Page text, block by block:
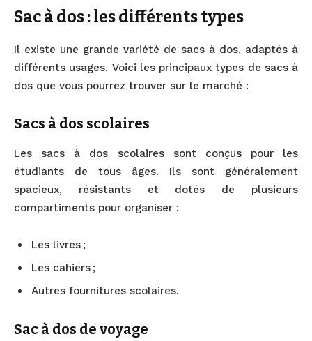
Sac à dos : les différents types
Il existe une grande variété de sacs à dos, adaptés à
différents usages. Voici les principaux types de sacs à
dos que vous pourrez trouver sur le marché :
Sacs à dos scolaires
Les sacs à dos scolaires sont conçus pour les
étudiants de tous âges. Ils sont généralement
spacieux, résistants et dotés de plusieurs
compartiments pour organiser :
Les livres ;
Les cahiers ;
Autres fournitures scolaires.
Sac à dos de voyage